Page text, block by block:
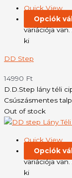
Quick View
Opciók
variációja
ki
DD Step
14990 Ft
D.D.Step lány téli
Csúszásmentes
Out of stock
Quick View
Opciók
variációja
ki